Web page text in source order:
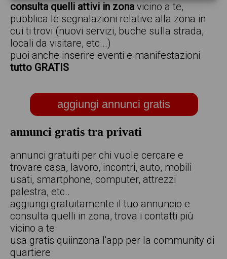
consulta quelli attivi in zona vicino a te,
pubblica le segnalazioni relative alla zona in
cui ti trovi (nuovi servizi, buche sulla strada,
locali da visitare, etc...)
puoi anche inserire eventi e manifestazioni
tutto GRATIS
aggiungi annunci gratis
annunci gratis tra privati
annunci gratuiti per chi vuole cercare e
trovare casa, lavoro, incontri, auto, mobili
usati, smartphone, computer, attrezzi
palestra, etc..
aggiungi gratuitamente il tuo annuncio e
consulta quelli in zona, trova i contatti più
vicino a te
usa gratis quiinzona l'app per la community di
quartiere